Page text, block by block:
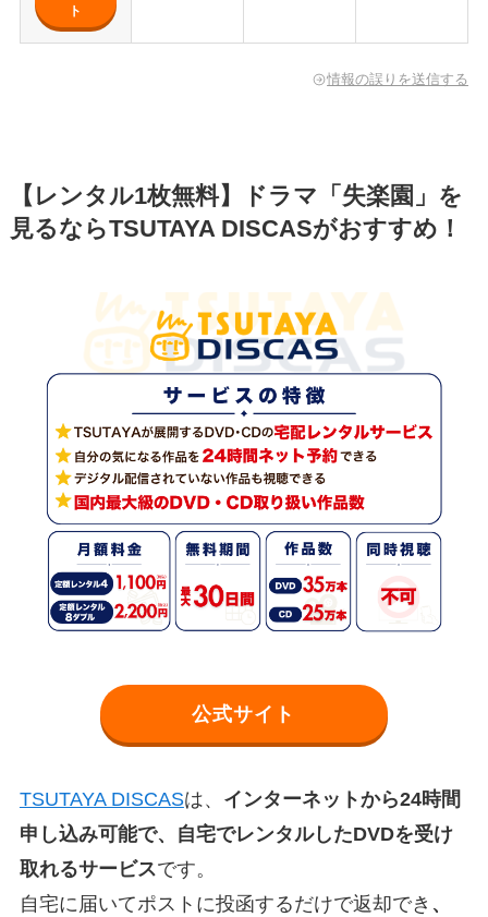
ト
情報の誤りを送信する
【レンタル1枚無料】ドラマ「失楽園」を
見るならTSUTAYA DISCASがおすすめ！
公式サイト
TSUTAYA DISCASは、 インターネットから24時間
申し込み可能で、自宅でレンタルしたDVDを受け
取れるサービスです。
自宅に届いてポストに投函するだけで返却でき 、